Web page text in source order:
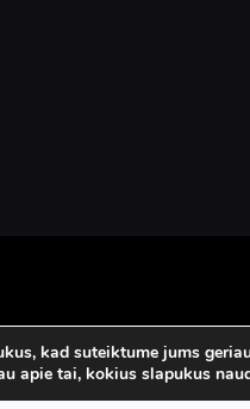
KONTAKTAI
kad suteiktume jums
apie tai, kokius slapukus